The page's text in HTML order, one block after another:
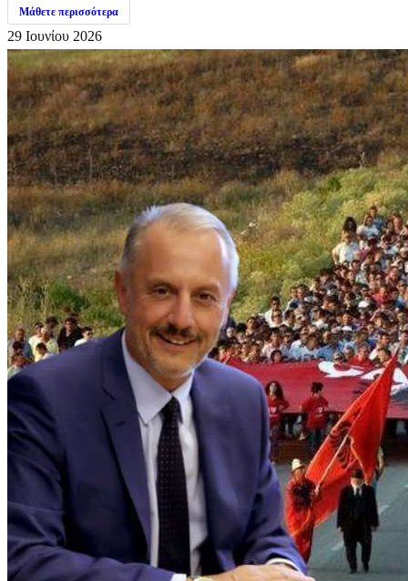
Μάθετε περισσότερα
29 Ιουνίου 2026